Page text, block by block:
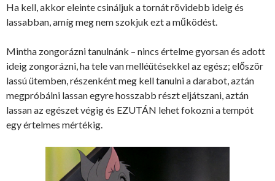
Ha kell, akkor eleinte csináljuk a tornát rövidebb ideig és
lassabban, amíg meg nem szokjuk ezt a működést.
Mintha zongorázni tanulnánk – nincs értelme gyorsan és adott
ideig zongorázni, ha tele van melléütésekkel az egész; először
lassú ütemben, részenként meg kell tanulni a darabot, aztán
megpróbálni lassan egyre hosszabb részt eljátszani, aztán
lassan az egészet végig és EZUTÁN lehet fokozni a tempót
egy értelmes mértékig.